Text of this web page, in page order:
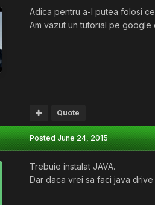
Adica pentru a-l putea folosi
Am vazut un tutorial pe
Quote
PostedJune 24, 2015
Trebuie instalat JAVA.
Dar daca vrei sa faci java